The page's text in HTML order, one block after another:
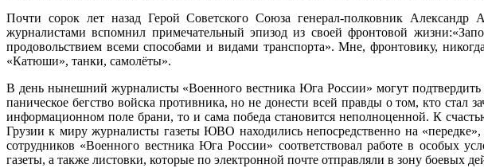
Почти сорок лет назад Герой Советского Союза генерал-полковник
журналистами вспомнил примечательный эпизод из своей фронтовой
продовольствием всеми способами и видами транспорта». Мне, фронтовику,
«Катюши», танки, самолёты».
В день нынешний журналисты «Военного вестника Юга России» могут
паническое бегство войска противника, но не донести всей правды о том, кто
информационном поле брани, то и сама победа становится неполноценной. К
Грузии к миру журналисты газеты ЮВО находились непосредственно на
сотрудников «Военного вестника Юга России» соответствовал работе в
газеты, а также листовки, которые по электронной почте отправляли в зону боевых